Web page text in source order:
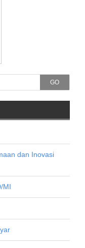
GO
dan Inovasi
MI